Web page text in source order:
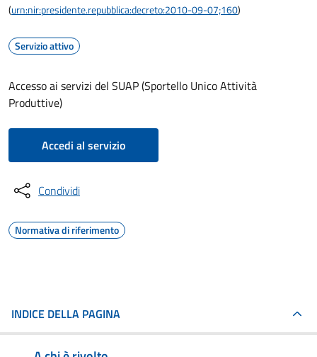
(urn:nir:presidente.repubblica:decreto:2010-09-07;160)
Servizio attivo
Accesso ai servizi del SUAP (Sportello Unico Attività
Produttive)
Accedi al servizio
Condividi
Normativa di riferimento
INDICE DELLA PAGINA